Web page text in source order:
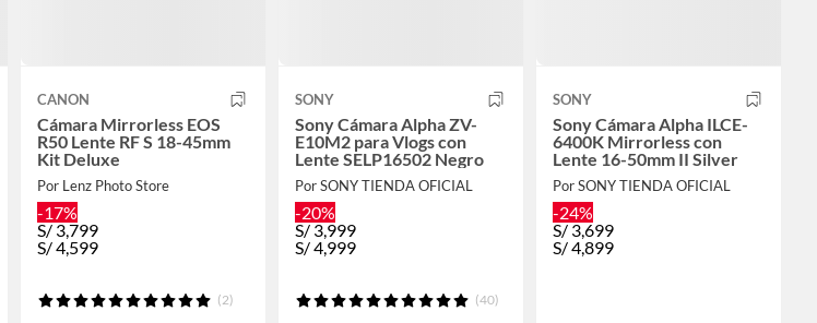
CANON
Cámara Mirrorless EOS
R50 Lente RF S 18-45mm
Kit Deluxe
Por Lenz Photo Store
-17%
S/ 3,799
S/4,599
(2)
SONY
Sony Cámara Alpha ZV-
E10M2 para Vlogs con
Lente SELP16502 Negro
Por SONY TIENDA OFICIAL
-20%
S/ 3,999
S/4,999
(40)
SONY
Sony Cámara Alpha ILCE-
6400K Mirrorless con
Lente 16-50mm II Silver
Por SONY TIENDA OFICIAL
-24%
S/ 3,699
S/4,899